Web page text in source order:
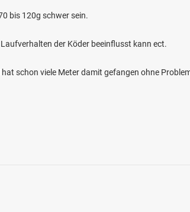
bis 120g schwer sein.
der Köder beeinflusst kann ect.
schon viele Meter damit gefangen ohne